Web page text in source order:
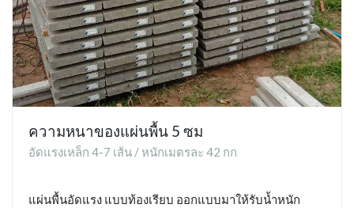
ความหนาของแผ่นพื้น 5 ซม
อัดแรงเหล็ก 4-7 เส้น / หนักเมตรละ 42 กก
แผ่นพื้นอัดแรง แบบท้องเรียบ ออกแบบมาให้รับน้ำหนัก